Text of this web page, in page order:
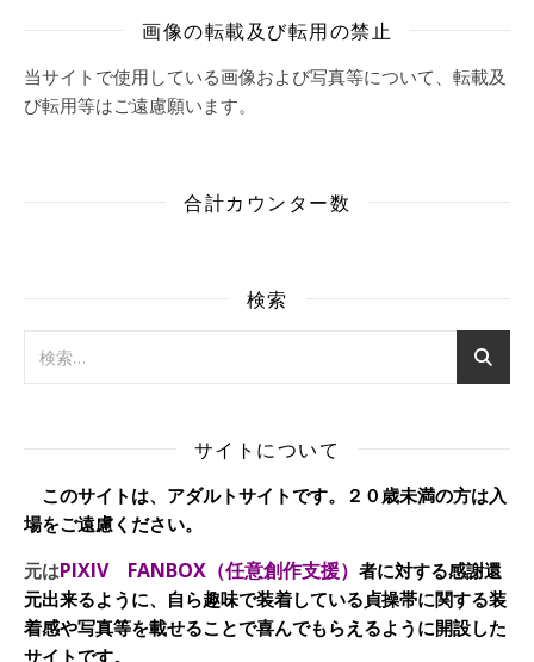
画像の転載及び転用の禁止
当サイトで使用している画像および写真等について、転載及
び転用等はご遠慮願います。
合計カウンター数
検索
サイトについて
このサイトは、アダルトサイトです。２０歳未満の方は入
場をご遠慮ください。
元はPIXIV FANBOX（任意創作支援） 者に対する感謝還
元出来るように、自ら趣味で装着している貞操帯に関する装
着感や写真等を載せることで喜んでもらえるように開設した
サイトです。